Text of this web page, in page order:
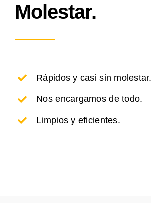
Molestar.
Rápidos y casi sin molestar.
Nos encargamos de todo.
Limpios y eficientes.